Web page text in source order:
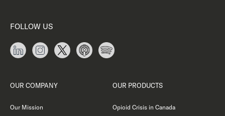
FOLLOW US
OUR COMPANY
Our Mission
OUR PRODUCTS
Opioid Crisis in Canada